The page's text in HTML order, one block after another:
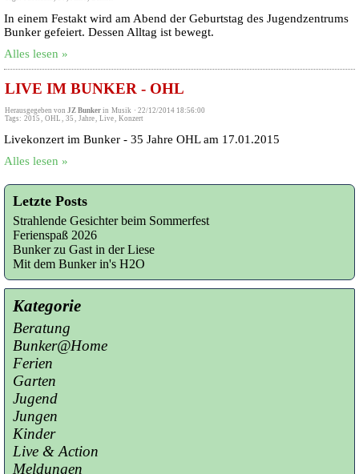
In einem Festakt wird am Abend der Geburtstag des Jugendzentrums
Bunker gefeiert. Dessen Alltag ist bewegt.
Alles lesen »
LIVE IM BUNKER - OHL
Herausgegeben von JZ Bunker in Musik · 22/12/2014 18:56:00
Tags: 2015 , OHL , 35 , Jahre, Live, Konzert
Livekonzert im Bunker - 35 Jahre OHL am 17.01.2015
Alles lesen »
Letzte Posts
Strahlende Gesichter beim Sommerfest
Ferienspaß 2026
Bunker zu Gast in der Liese
Mit dem Bunker in's H2O
Kategorie
Beratung
Bunker@Home
Ferien
Garten
Jugend
Jungen
Kinder
Live & Action
Meldungen